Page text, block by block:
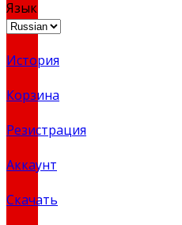
Язык
История
Корзина
Резистрация
Аккаунт
Скачать